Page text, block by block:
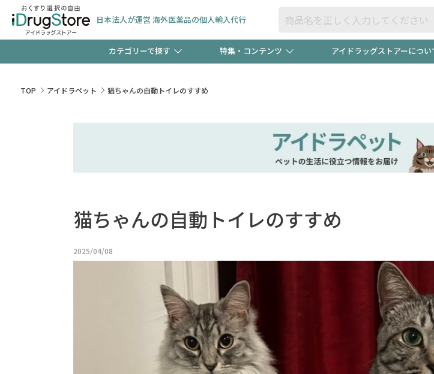
日本法人が運営 海外医薬品の個人輸入代行
カテゴリーで探す
コンタクトレンズ 一般医薬品(OTC) 衛生用品・日
ペット用品 オトナ向け
特集・コンテンツ
【早割】お得なクーポン"3種類"出現中！今月のスト
新規登録で！今すぐ使えるクーポンプレゼント中！！
友だち大募集！限定クーポンも不定期配信
アイドラッグストアーについ
TOP アイドラペット 猫ちゃんの自動トイレのすすめ
猫ちゃんの自動トイレのすすめ
2025/04/08